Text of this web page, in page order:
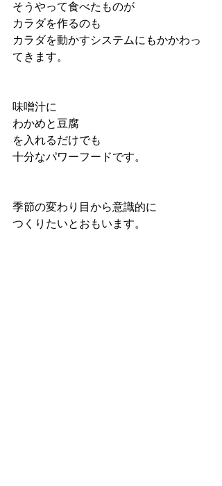
そうやって食べたものが
カラダを作るのも
カラダを動かすシステムにもかかわっ
てきます。
味噌汁に
わかめと豆腐
を入れるだけでも
十分なパワーフードです。
季節の変わり目から意識的に
つくりたいとおもいます。